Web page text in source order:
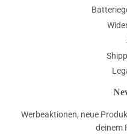
Werbeaktionen, neue
deinem